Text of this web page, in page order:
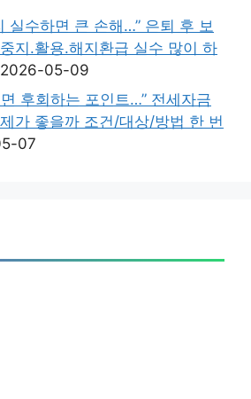
실수하면 큰 손해…” 은퇴 후 보
지.활용.해지환급 실수 많이 하
2026-05-09
후회하는 포인트…” 전세자금
가 좋을까 조건/대상/방법 한 번
07